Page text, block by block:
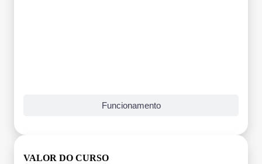
Funcionamento
VALOR DO CURSO